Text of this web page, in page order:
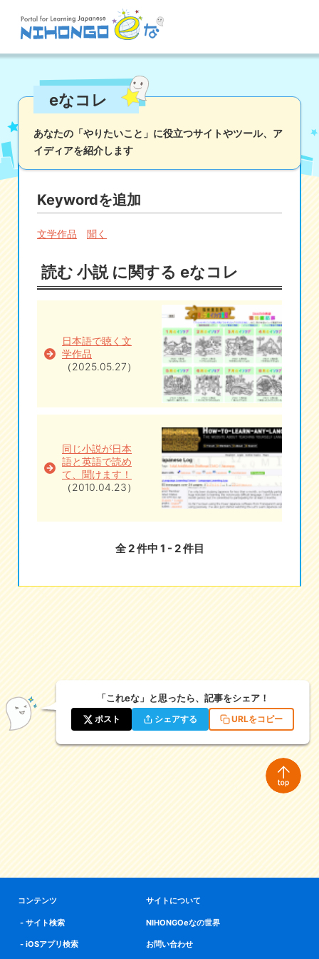
読む 書く 聞く
かな
iOSアプリ検索
eなコレ
eな情報局
eなコレ
あなたの「やりたいこと」に役立つサイトやツール、 ア
イディアを紹介します
Keywordを追加
文学作品 聞く
読む 小説 に関する eなコレ
日本語で聴く文
学作品
（2025.05.27）
同じ小説が日本
語と英語で読め
て、聞けます！
（2010.04.23）
全 2 件中 1 - 2 件目
「これeな」と思ったら、記事をシェア！
ポスト シェアする URLをコピー
コンテンツ
サイト検索
iOSアプリ検索
サイトについて
NIHONGOeなの世界
お問い合わせ